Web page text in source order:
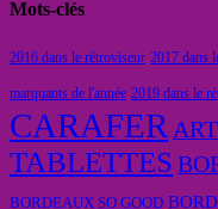
Mots-clés
2016 dans le rétroviseur 2017 dans
marquants de l'année 2019 dans le
CARAFER
TABLETTES
BORDEAUX SO GOOD